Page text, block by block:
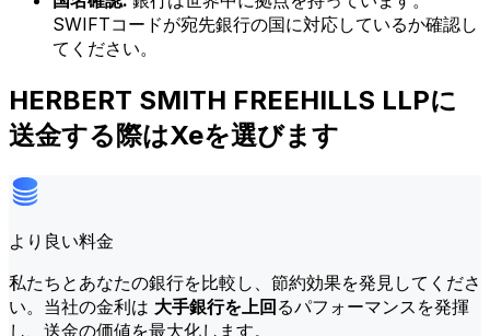
SWIFTコードが宛先銀行の国に対応しているか確認し
てください。
HERBERT SMITH FREEHILLS LLPに
送金する際はXeを選びます
より良い料金
私たちとあなたの銀行を比較し、節約効果を発見してくださ
い。当社の金利は 大手銀行を上回るパフォーマンスを発揮
し、送金の価値を最大化します。